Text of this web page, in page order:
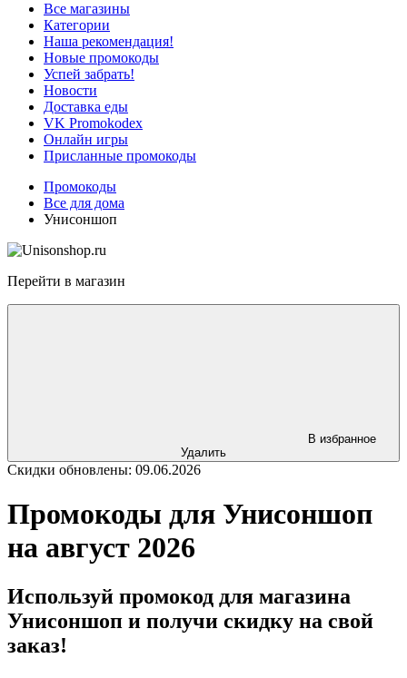
Все магазины
Категории
Наша рекомендация!
Новые промокоды
Успей забрать!
Новости
Доставка еды
VK Promokodex
Онлайн игры
Присланные промокоды
Промокоды
Все для дома
Унисоншоп
Перейти в магазин
В избранное
Удалить
Скидки обновлены: 09.06.2026
Промокоды для Унисоншоп
на август 2026
Используй промокод для магазина
Унисоншоп и получи скидку на свой
заказ!